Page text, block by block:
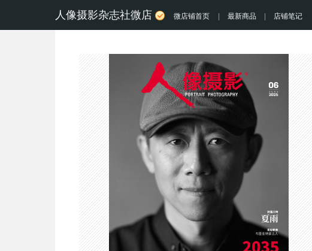
人像摄影杂志社微店 微店铺首页 最新商品 店铺笔记